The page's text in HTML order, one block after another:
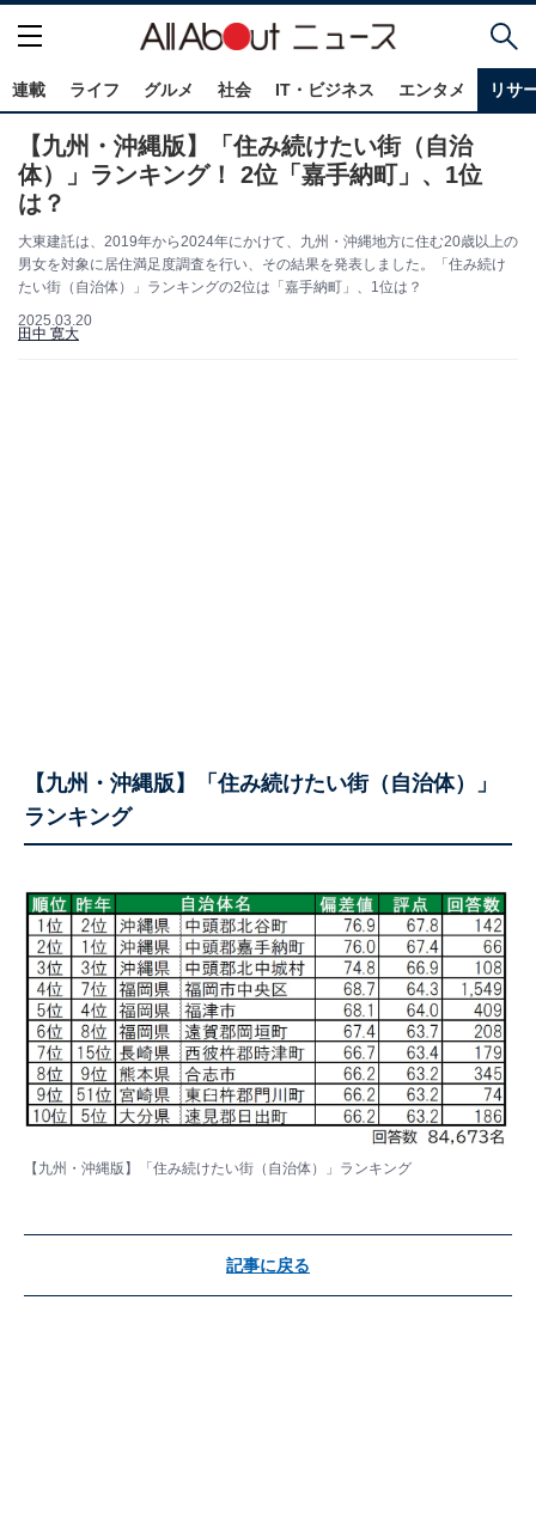
連載 ライフ グルメ 社会 IT・ビジネス エンタメ リサ
【九州・沖縄版】「住み続けたい街（自治
体）」ランキング！ 2位「嘉手納町」、1位
は？
大東建託は、2019年から2024年にかけて、九州・沖縄地方に住む20歳以上の
男女を対象に居住満足度調査を行い、その結果を発表しました。「住み続け
たい街（自治体）」ランキングの2位は「嘉手納町」、1位は？
2025.03.20
田中 寛大
【九州・沖縄版】「住み続けたい街（自治体）」
ランキング
【九州・沖縄版】「住み続けたい街（自治体）」ランキング
記事に戻る